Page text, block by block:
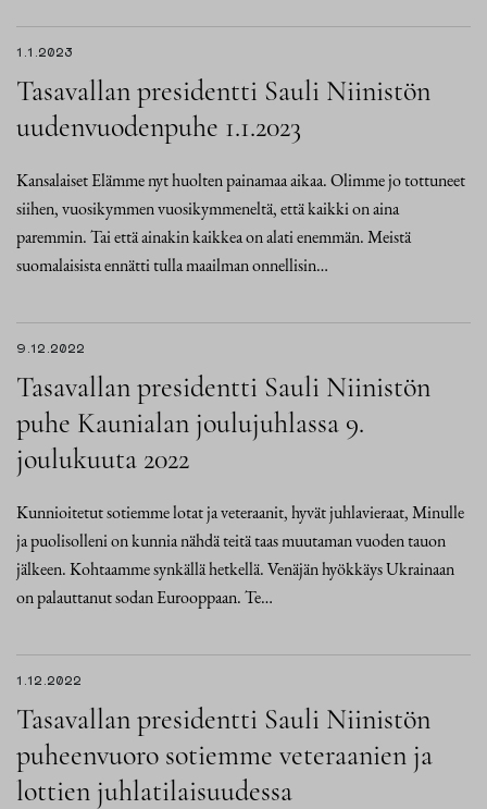
1.1.2023
Tasavallan presidentti Sauli Niinistön
uudenvuodenpuhe 1.1.2023
Kansalaiset Elämme nyt huolten painamaa aikaa. Olimme jo tottuneet
siihen, vuosikymmen vuosikymmeneltä, että kaikki on aina
paremmin. Tai että ainakin kaikkea on alati enemmän. Meistä
suomalaisista ennätti tulla maailman onnellisin…
9.12.2022
Tasavallan presidentti Sauli Niinistön
puhe Kaunialan joulujuhlassa 9.
joulukuuta 2022
Kunnioitetut sotiemme lotat ja veteraanit, hyvät juhlavieraat, Minulle
ja puolisolleni on kunnia nähdä teitä taas muutaman vuoden tauon
jälkeen. Kohtaamme synkällä hetkellä. Venäjän hyökkäys Ukrainaan
on palauttanut sodan Eurooppaan. Te…
1.12.2022
Tasavallan presidentti Sauli Niinistön
puheenvuoro sotiemme veteraanien ja
lottien juhlatilaisuudessa